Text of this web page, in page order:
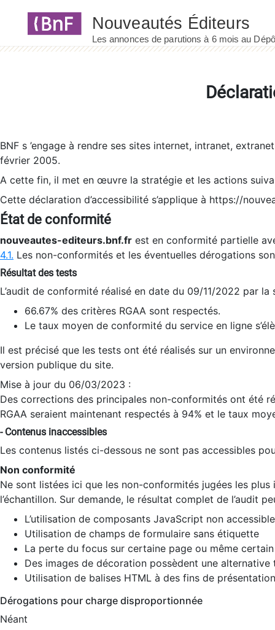
BNF s ’engage à rendre ses sites internet, intranet,
février 2005.
A cette fin, il met en œuvre la stratégie et les actions
Cette déclaration d’accessibilité s’applique à https://
État de conformité
nouveautes-editeurs.bnf.fr est en conformité partielle
4.1. Les non-conformités et les éventuelles dérogations
Résultat des tests
L’audit de conformité réalisé en date du 09/11/2022 par
66.67% des critères RGAA sont respectés.
Le taux moyen de conformité du service en ligne
Il est précisé que les tests ont été réalisés sur un
version publique du site.
Mise à jour du 06/03/2023 :
Des corrections des principales non-conformités ont été
RGAA seraient maintenant respectés à 94% et le taux
- Contenus inaccessibles
Les contenus listés ci-dessous ne sont pas accessibles
Non conformité
Ne sont listées ici que les non-conformités jugées les
l’échantillon. Sur demande, le résultat complet de l’audit
L’utilisation de composants JavaScript non
Utilisation de champs de formulaire sans étiquette
La perte du focus sur certaine page ou même
Des images de décoration possèdent une alternative
Utilisation de balises HTML à des fins de
Dérogations pour charge disproportionnée
Néant